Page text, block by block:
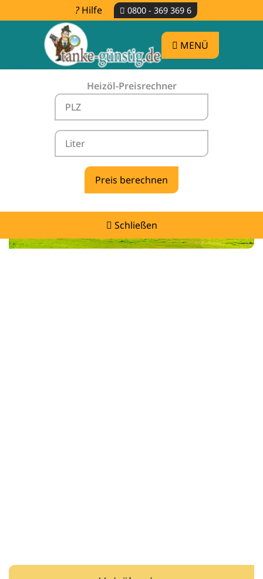
Hilfe 0800 - 369 369 6
MENÜ
Heizöl-Preisrechner
Schließen
Heizölpreise Neustadt in Sachsen -
vergleichen & günstig tanken